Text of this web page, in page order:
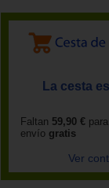
La cesta
Faltan 59,90 €
envío gratis
Ver